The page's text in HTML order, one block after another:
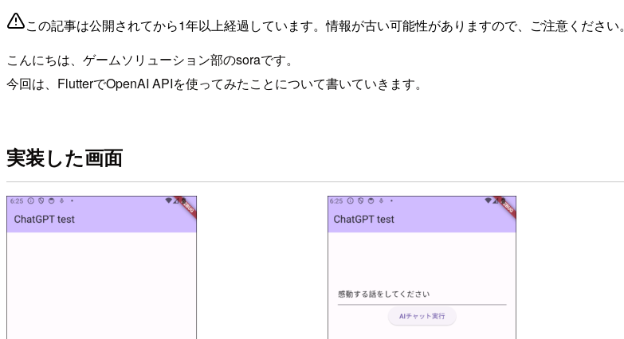
この記事は公開されてから1年以上経過しています。情報が古い可能性がありますので、ご注意ください。
こんにちは、ゲームソリューション部のsoraです。
今回は、FlutterでOpenAI APIを使ってみたことについて書いていきます。
実装した画面